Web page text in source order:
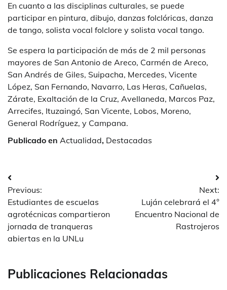
En cuanto a las disciplinas culturales, se puede
participar en pintura, dibujo, danzas folclóricas, danza
de tango, solista vocal folclore y solista vocal tango.
Se espera la participación de más de 2 mil personas
mayores de San Antonio de Areco, Carmén de Areco,
San Andrés de Giles, Suipacha, Mercedes, Vicente
López, San Fernando, Navarro, Las Heras, Cañuelas,
Zárate, Exaltación de la Cruz, Avellaneda, Marcos Paz,
Arrecifes, Ituzaingó, San Vicente, Lobos, Moreno,
General Rodríguez, y Campana.
Publicado en Actualidad, Destacadas
Navegación
de
entradas
Previous:
Estudiantes de escuelas
agrotécnicas compartieron
jornada de tranqueras
abiertas en la UNLu
Next:
Luján celebrará el 4°
Encuentro Nacional de
Rastrojeros
Publicaciones Relacionadas